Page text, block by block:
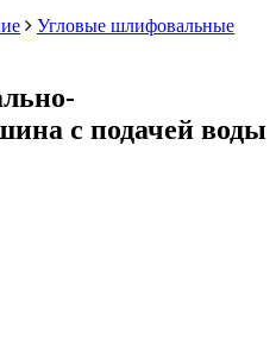
Угловые шлифовальные
с подачей воды